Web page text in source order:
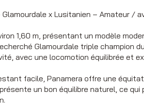
x Lusitanien – Amateur /
1,60 m, présentant un modèle
Glamourdale triple champion
avec une locomotion équilibrée et
facile, Panamera offre une
un bon équilibre naturel, ce qui